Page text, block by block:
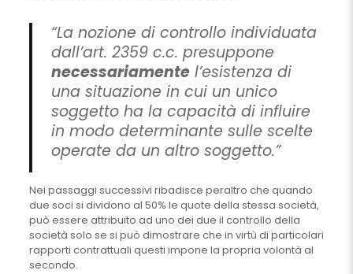
“La nozione di controllo individuata
dall’art. 2359 c.c. presuppone
necessariamentel’esistenza di
una situazione in cui un unico
soggetto ha la capacità di influire
in modo determinante sulle scelte
operate da un altro soggetto.”
Nei passaggi successivi ribadisce peraltro che quando
due soci si dividono al 50% le quote della stessa società,
può essere attribuito ad uno dei due il controllo della
società solo se si può dimostrare che in virtù di particolari
rapporti contrattuali questi impone la propria volontà al
secondo.